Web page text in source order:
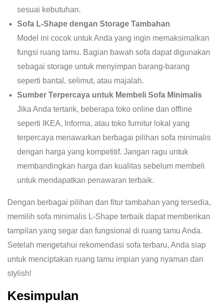
sesuai kebutuhan.
Sofa L-Shape dengan Storage Tambahan
Model ini cocok untuk Anda yang ingin memaksimalkan
fungsi ruang tamu. Bagian bawah sofa dapat digunakan
sebagai storage untuk menyimpan barang-barang
seperti bantal, selimut, atau majalah.
Sumber Terpercaya untuk Membeli Sofa Minimalis
Jika Anda tertarik, beberapa toko online dan offline
seperti IKEA, Informa, atau toko furnitur lokal yang
terpercaya menawarkan berbagai pilihan sofa minimalis
dengan harga yang kompetitif. Jangan ragu untuk
membandingkan harga dan kualitas sebelum membeli
untuk mendapatkan penawaran terbaik.
Dengan berbagai pilihan dan fitur tambahan yang tersedia,
memilih sofa minimalis L-Shape terbaik dapat memberikan
tampilan yang segar dan fungsional di ruang tamu Anda.
Setelah mengetahui rekomendasi sofa terbaru, Anda siap
untuk menciptakan ruang tamu impian yang nyaman dan
stylish!
Kesimpulan